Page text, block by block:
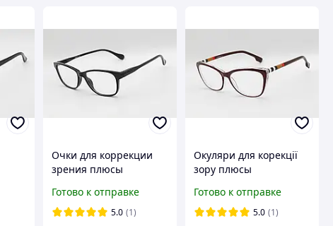
Очки для коррекции
зрения плюсы
Готово к отправке
5.0 (1)
Окуляри для корекції
зору плюсы
Готово к отправке
5.0 (1)